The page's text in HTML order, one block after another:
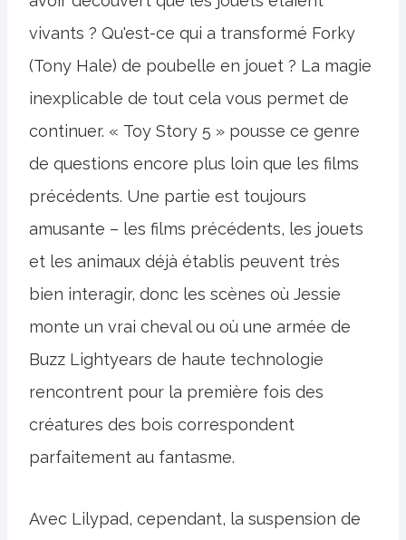
vivants ? Qu'est-ce qui a transformé Forky
(Tony Hale) de poubelle en jouet ? La magie
inexplicable de tout cela vous permet de
continuer. « Toy Story 5 » pousse ce genre
de questions encore plus loin que les films
précédents. Une partie est toujours
amusante – les films précédents, les jouets
et les animaux déjà établis peuvent très
bien interagir, donc les scènes où Jessie
monte un vrai cheval ou où une armée de
Buzz Lightyears de haute technologie
rencontrent pour la première fois des
créatures des bois correspondent
parfaitement au fantasme.
Avec Lilypad, cependant, la suspension de